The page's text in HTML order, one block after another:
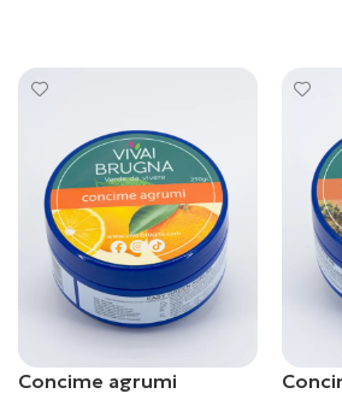
Concime agrumi